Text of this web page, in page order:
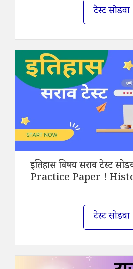
टेस्ट सोडवा
इतिहास विषय सराव टेस्ट
Practice Paper !
टेस्ट सोडवा